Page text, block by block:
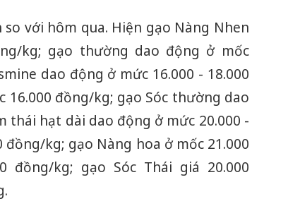
với hôm qua. Hiện gạo Nàng Nhen
kg; gạo thường dao động ở mốc
dao động ở mức 16.000 - 18.000
đồng/kg; gạo Sóc thường dao
thái hạt dài dao động ở mức 20.000 -
kg; gạo Nàng hoa ở mốc 21.000
đồng/kg; gạo Sóc Thái giá 20.000tìm bị hại trong vụ